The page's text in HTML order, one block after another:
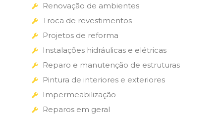
Renovação de ambientes
Troca de revestimentos
Projetos de reforma
Instalações hidráulicas e elétricas
Reparo e manutenção de estruturas
Pintura de interiores e exteriores
Impermeabilização
Reparos em geral